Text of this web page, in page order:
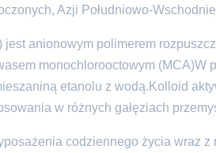
Azji Południowo-
anionowym polimerem
monochlorooctowym (MCA)W
etanolu z wodą. Kolloid
w różnych gałęziach
codziennego życia wraz